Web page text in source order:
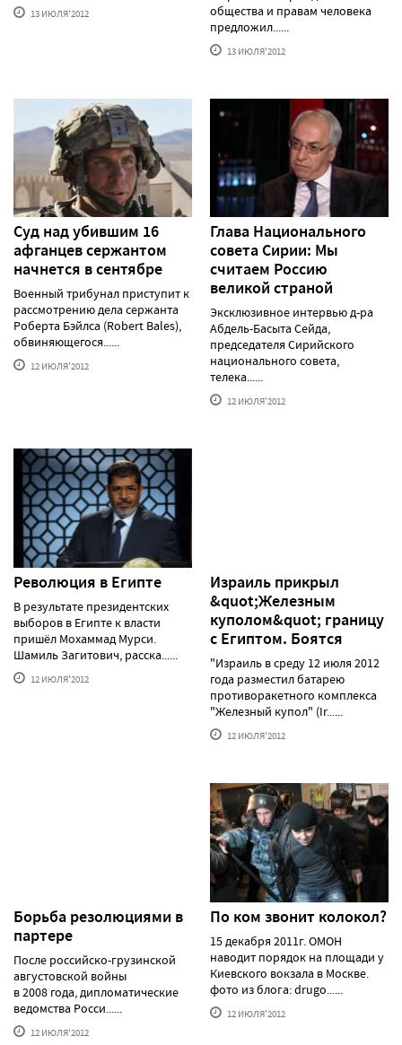
13 ИЮЛЯ'2012
общества и правам человека
предложил......
13 ИЮЛЯ'2012
Суд над убившим 16
афганцев сержантом
начнется в сентябре
Военный трибунал приступит к
рассмотрению дела сержанта
Роберта Бэйлса (Robert Bales),
обвиняющегося......
12 ИЮЛЯ'2012
Глава Национального
совета Сирии: Мы
считаем Россию
великой страной
Эксклюзивное интервью д-ра
Абдель-Басыта Сейда,
председателя Сирийского
национального совета,
телека......
12 ИЮЛЯ'2012
Революция в Египте
В результате президентских
выборов в Египте к власти
пришёл Мохаммад Мурси.
Шамиль Загитович, расска......
12 ИЮЛЯ'2012
Израиль прикрыл
&quot;Железным
куполом&quot; границу
с Египтом. Боятся
"Израиль в среду 12 июля 2012
года разместил батарею
противоракетного комплекса
"Железный купол" (Ir......
12 ИЮЛЯ'2012
Борьба резолюциями в
партере
После российско-грузинской
августовской войны
в 2008 года, дипломатические
ведомства Росси......
12 ИЮЛЯ'2012
По ком звонит колокол?
15 декабря 2011г. ОМОН
наводит порядок на площади у
Киевского вокзала в Москве.
фото из блога: drugo......
12 ИЮЛЯ'2012